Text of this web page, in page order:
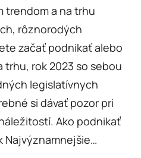
trendom a na trhu
rôznorodých
začať podnikať alebo
rok 2023 so sebou
legislatívnych
si dávať pozor pri
Ako podnikať
Najvýznamnejšie…